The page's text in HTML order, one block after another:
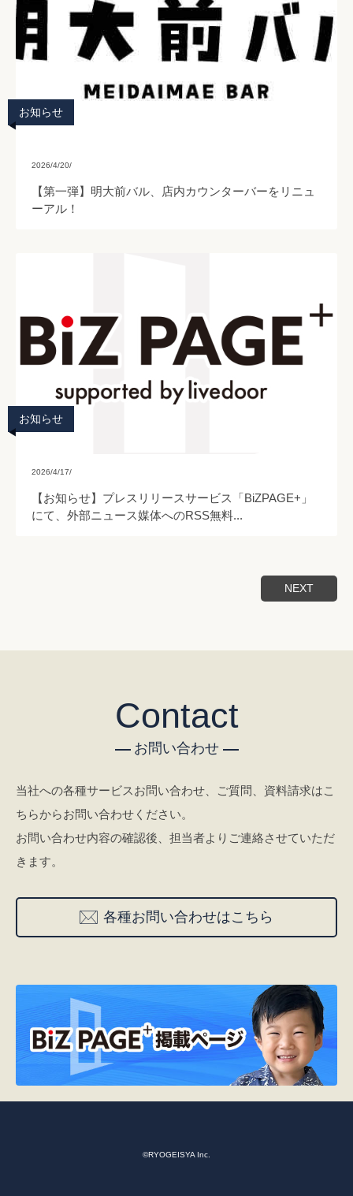
お知らせ
2026/4/20/
【第一弾】明大前バル、店内カウンターバーをリニュ
ーアル！
お知らせ
2026/4/17/
【お知らせ】プレスリリースサービス「BiZPAGE+」
にて、外部ニュース媒体へのRSS無料...
NEXT
Contact
お問い合わせ
当社への各種サービスお問い合わせ、ご質問、資料請求はこ
ちらからお問い合わせください。
お問い合わせ内容の確認後、担当者よりご連絡させていただ
きます。
各種お問い合わせはこちら
©RYOGEISYA Inc.